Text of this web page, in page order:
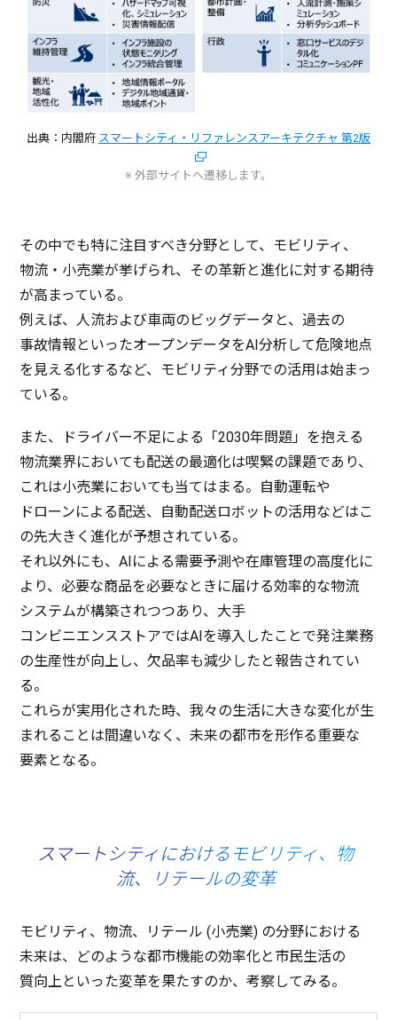
出典：内閣府 スマートシティ・リファレンスアーキテクチャ 第2版
※ 外部サイトへ遷移します。
その中でも特に注目すべき分野として、 モビリティ 、
物流 ・ 小売業が挙げられ、その革新 と進化に対する期待
が高まっている。
例えば、 人流および車両の ビッグデータ と、過去の
事故情報 といったオープンデータをAI分析して危険地点
を見える化するなど、 モビリティ分野での活用は始まっ
ている。
また、 ドライバー不足による「2030年問題 」を抱える
物流業界においても配送の最適化は喫緊の課題であり、
これは小売業においても当てはまる。 自動運転や
ドローンによる配送、 自動配送ロボットの活用などはこ
の先大きく進化が予想されている。
それ以外にも、AIによる需要予測や在庫管理の高度化に
より、必要な商品を必要なときに届ける効率的な物流
システムが構築されつつあり、 大手
コンビニエンスストアではAIを導入 したことで発注業務
の生産性が向上 し、欠品率も減少 したと報告されてい
る。
これらが実用化された時、我々の生活に大きな変化が生
まれることは間違いなく、未来の都市を形作る重要な
要素 となる。
スマートシティにおけるモビリティ、物
流、リテールの変革
モビリティ 、 物流、リテール (小売業) の分野における
未来は、どのような都市機能の効率化 と 市民生活の
質向上 といった変革を果たすのか、考察してみる。